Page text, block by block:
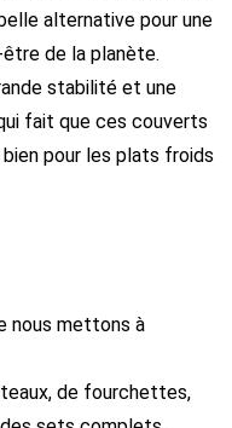
alternative pour une
de la planète.
stabilité et une
fait que ces couverts
pour les plats froids
nous mettons à
de fourchettes,